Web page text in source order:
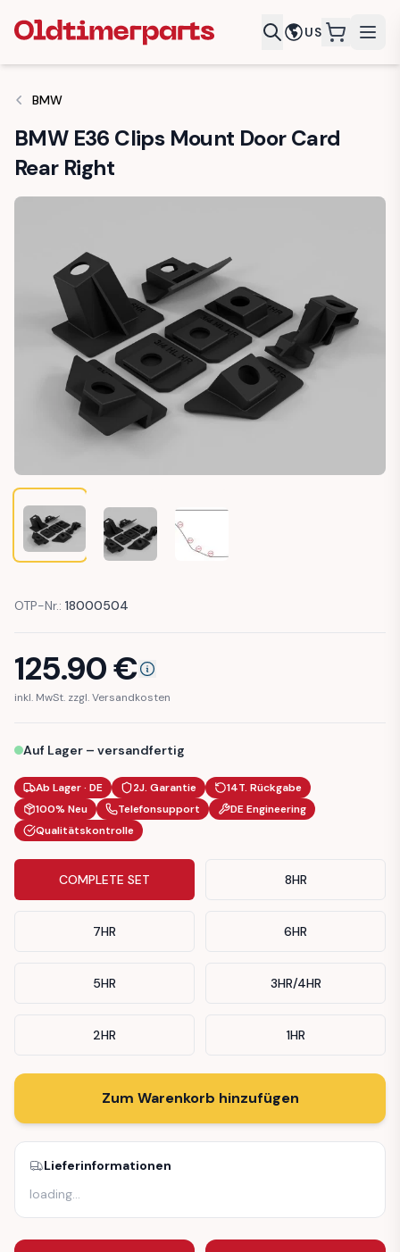
US
BMW
BMW E36 Clips Mount Door Card
Rear Right
BMW E36 CLIPS MOUNT DOOR CARD REAR RIGHT
BMW E36 CLIPS MOUNT DOOR CARD REAR
OTP-Nr.: 18000504
125.90€
inkl. MwSt. zzgl. Versandkosten
Auf Lager – versandfertig
Ab Lager · DE 2J. Garantie
14T. Rückgabe
100% Neu
Telefonsupport
DE Engineering
Qualitätskontrolle
COMPLETE SET 8HR
7HR 6HR
5HR 3HR/4HR
2HR 1HR
Zum Warenkorb hinzufügen
Lieferinformationen
loading…